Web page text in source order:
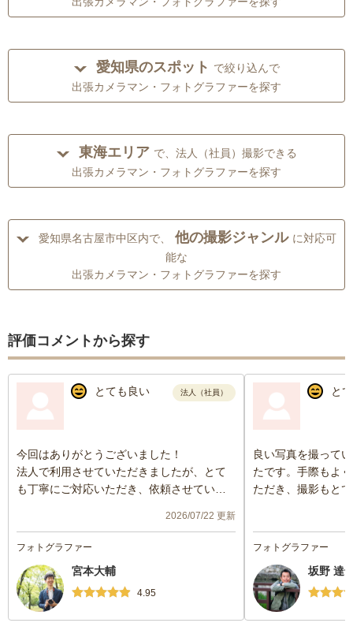
愛知県のスポット で絞り込んで
出張カメラマン・フォトグラファーを探す
東海エリア で、法人（社員）撮影できる
出張カメラマン・フォトグラファーを探す
愛知県名古屋市中区内で、 他の撮影ジャンル に対応可
能な
出張カメラマン・フォトグラファーを探す
評価コメントから探す
とても良い 法人（社員）
今回はありがとうございました！
法人で利用させていただきましたが、とて
も丁寧にご対応いただき、依頼させていた
こちらから沢山要望を伝えさせていただい
きました。
ありがとうございました。
2026/07/22 更新
フォトグラファー
宮本大輔
4.95
と
良い写真を撮って
たです。手際もよ
ただき、撮影もと
フォトグラファー
坂野 達